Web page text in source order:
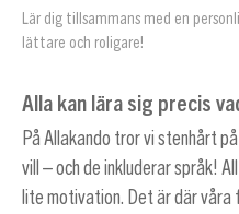
Lär dig tillsammans med en
lättare och roligare!
Alla kan lära sig precis
På Allakando tror vi stenhårt
vill – och de inkluderar språk!
lite motivation. Det är där